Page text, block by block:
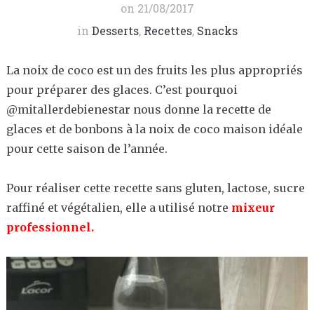
on 21/08/2017
in Desserts, Recettes, Snacks
La noix de coco est un des fruits les plus appropriés
pour préparer des glaces. C’est pourquoi
@mitallerdebienestar nous donne la recette de
glaces et de bonbons à la noix de coco maison idéale
pour cette saison de l’année.
Pour réaliser cette recette sans gluten, lactose, sucre
raffiné et végétalien, elle a utilisé notre mixeur
professionnel.